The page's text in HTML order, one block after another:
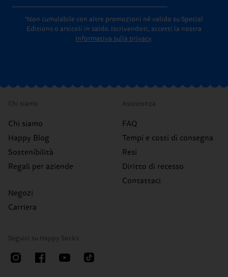
*Non cumulabile con altre promozioni né valido su Special
Editions o articoli in saldo.
Iscrivendoti, accetti la nostra
Informativa sulla privacy.
Chi siamo
Chi siamo
Happy Blog
Sostenibilità
Regali per aziende
Negozi
Carriera
Assistenza
FAQ
Tempi e costi di consegna
Resi
Diritto di recesso
Contattaci
Seguici su Happy Socks